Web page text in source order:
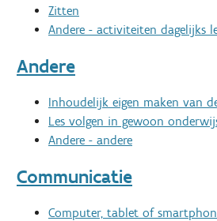
Zitten
Andere - activiteiten dagelijks
Andere
Inhoudelijk eigen maken van
Les volgen in gewoon
Andere - andere
Communicatie
Computer, tablet of